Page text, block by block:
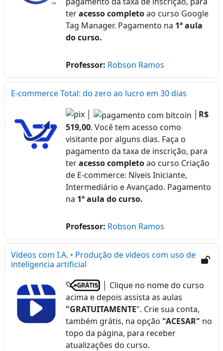
teracesso completoao curso Google
Tag Manager. Pagamento na 1ª aula
do curso.
Professor: Robson Ramos
E-commerce Total: do zero ao lucro em 30 dias
R$
519,00. Você tem acesso como
visitante por alguns dias. Faça o
pagamento da taxa de inscrição, para
teracesso completoao curso Criação
de E-commerce: Níveis Iniciante,
Intermediário e Avançado. Pagamento
na 1ª aula do curso.
Professor: Robson Ramos
Vídeos com I.A. • Produção de vídeos com uso de
inteligencia artificial
│ Clique no nome do curso
acima e depois assista as aulas
"GRATUITAMENTE". Crie sua conta,
também grátis, na opção "ACESAR" no
topo da página, para receber
atualizações do curso.